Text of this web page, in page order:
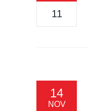
11
14
NOV